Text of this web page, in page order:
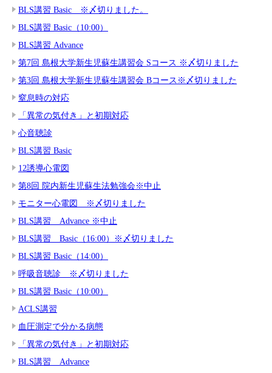
BLS講習 Basic ※〆切りました。
BLS講習 Basic（10:00）
BLS講習 Advance
第7回 島根大学新生児蘇生講習会 Sコース ※〆切りました
第3回 島根大学新生児蘇生講習会 Bコース※〆切りました
窒息時の対応
「異常の気付き」と初期対応
心音聴診
BLS講習 Basic
12誘導心電図
第8回 院内新生児蘇生法勉強会※中止
モニター心電図 ※〆切りました
BLS講習 Advance ※中止
BLS講習 Basic（16:00）※〆切りました
BLS講習 Basic（14:00）
呼吸音聴診 ※〆切りました
BLS講習 Basic（10:00）
ACLS講習
血圧測定で分かる病態
「異常の気付き」と初期対応
BLS講習 Advance